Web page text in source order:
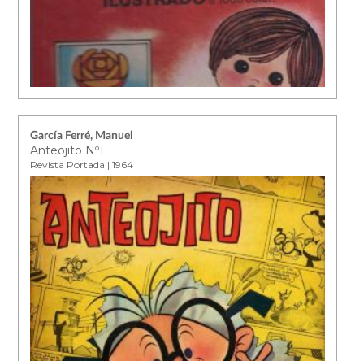
García Ferré, Manuel
Anteojito Nº1
Revista Portada | 1964